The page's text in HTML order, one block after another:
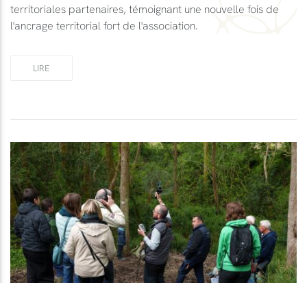
territoriales partenaires, témoignant une nouvelle fois de
l'ancrage territorial fort de l'association.
LIRE